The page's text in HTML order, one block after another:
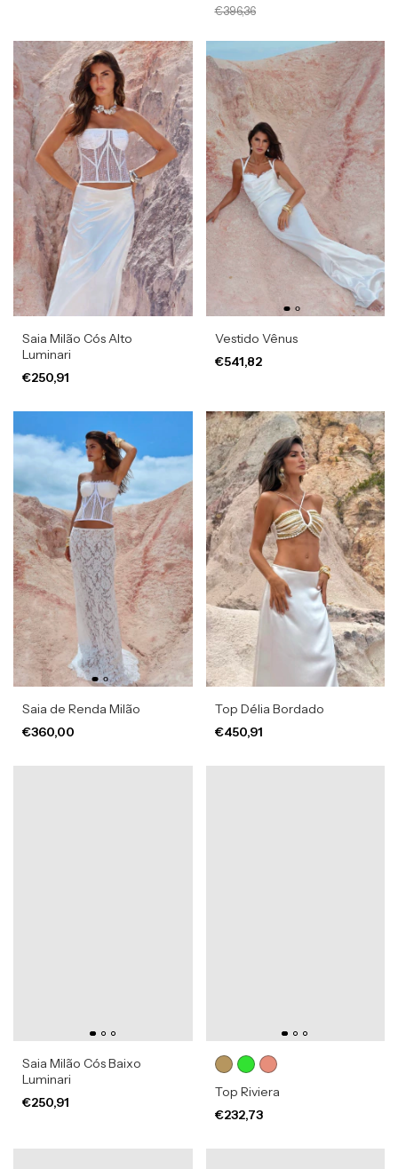
€396,36
Saia Milão Cós Alto
Luminari
€250,91
Vestido Vênus
€541,82
Saia de Renda Milão
€360,00
Top Délia Bordado
€450,91
Saia Milão Cós Baixo
Luminari
€250,91
Top Riviera
€232,73